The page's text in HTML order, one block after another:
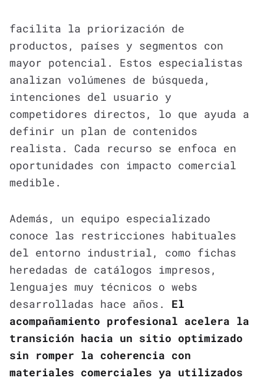
facilita la priorización de
productos, países y segmentos con
mayor potencial. Estos especialistas
analizan volúmenes de búsqueda,
intenciones del usuario y
competidores directos, lo que ayuda a
definir un plan de contenidos
realista. Cada recurso se enfoca en
oportunidades con impacto comercial
medible.
Además, un equipo especializado
conoce las restricciones habituales
del entorno industrial, como fichas
heredadas de catálogos impresos,
lenguajes muy técnicos o webs
desarrolladas hace años. El
acompañamiento profesional acelera la
transición hacia un sitio optimizado
sin romper la coherencia con
materiales comerciales ya utilizados